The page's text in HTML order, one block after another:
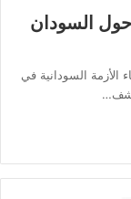
حول السودان
الأزمة السودانية في